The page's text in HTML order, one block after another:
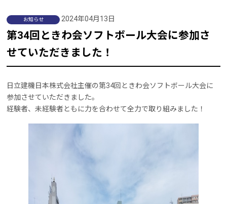
お知らせ 2024年04月13日
第34回ときわ会ソフトボール大会に参加さ
せていただきました！
日立建機日本株式会社主催の第34回ときわ会ソフトボール大会に
参加させていただきました。
経験者、未経験者ともに力を合わせて全力で取り組みました！